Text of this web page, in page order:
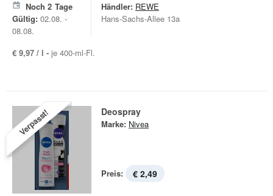
Noch 2 Tage
Gültig: 02.08. -
08.08.
Händler: REWE
Hans-Sachs-Allee 13a
€ 9,97 / l - je 400-ml-Fl.
Verpasst! Deospray
Marke: Nivea
Preis: € 2,49